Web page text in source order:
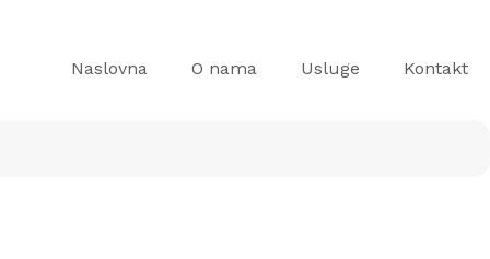
Naslovna
O nama Usluge Kontakt